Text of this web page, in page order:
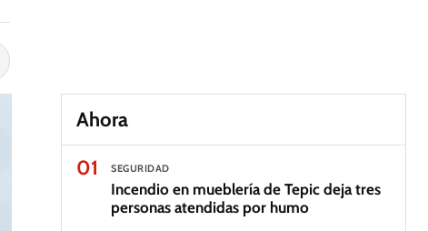
Ahora
01
SEGURIDAD
Incendio en mueblería de Tepic deja tres
personas atendidas por humo